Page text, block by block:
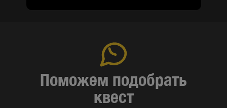
Поможем подобрать
квест